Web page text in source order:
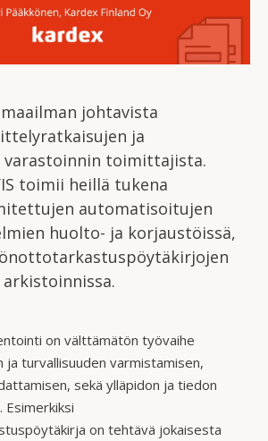
johtavista
ja
toimittajista.
toimii heillä tukena
automatisoitujen
huolto- ja korjaustöissä,
on välttämätön työvaihe
ja turvallisuuden varmistamisen,
sekä ylläpidon ja tiedon
Esimerkiksi
on tehtävä jokaisesta